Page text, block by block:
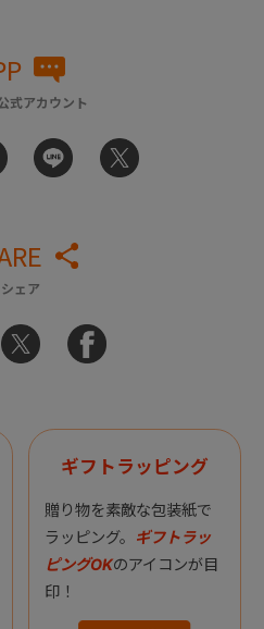
式アカウント
シェア
ギフトラッピング
贈り物を素敵な包装紙で
ラッピング。 ギフトラッ
ピングOKのアイコンが目
印！